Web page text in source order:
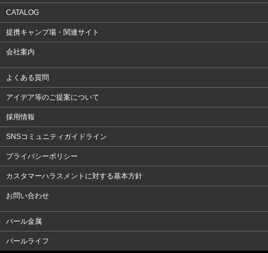
CATALOG
提携キャンプ場・関連サイト
会社案内
よくある質問
アイデア等のご提案について
採用情報
SNSコミュニティガイドライン
プライバシーポリシー
カスタマーハラスメントに対する基本方針
お問い合わせ
パール金属
パールライフ